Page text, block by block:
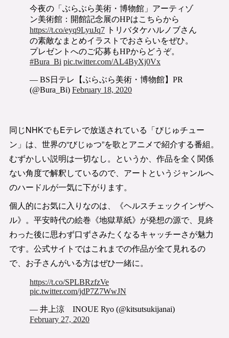
同じNHKでもEテレで放送されている「びじゅチュー
ン」は、世界の“びじゅつ”を歌とアニメで紹介する番組。
むずかしい説明は一切なし。というか、作品を全く関係
ない角度で解釈しているので、アートというジャンルへ
のハードルが一気に下がります。
個人的にお気に入りなのは、《ヘルスチェックインザヘ
ル》。平安時代の絵巻《地獄草紙》が発想の源で、見終
わった後に思わず口ずさみたくなるキャッチーさが魅力
です。公式サイトではこれまでの作品が全て見れるの
で、お子さんがいる方はぜひ一緒に。